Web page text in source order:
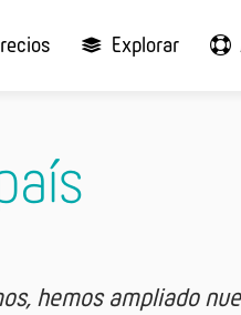
Explorar
hemos ampliado